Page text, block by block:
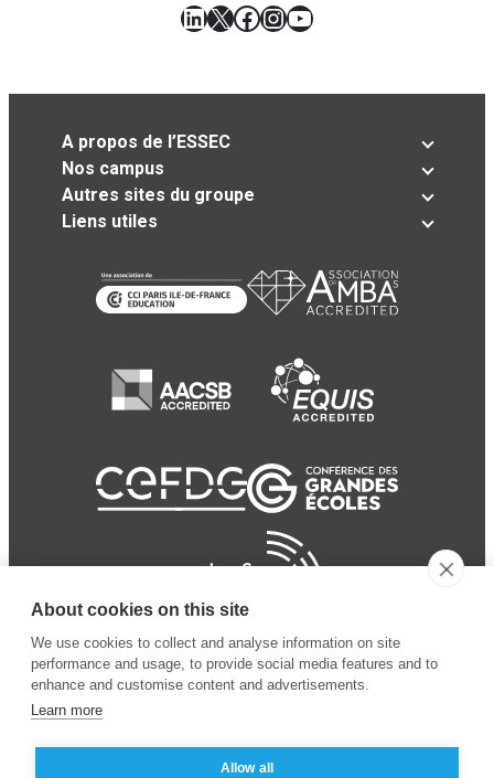
LinkedIn
X Facebook
Instagram
YouTube
A propos de l’ESSEC
Nos campus
Autres sites du groupe
Liens utiles
About cookies on this site
We use cookies to collect and analyse information on site
performance and usage, to provide social media features and to
enhance and customise content and advertisements.
Learn more
Allow all